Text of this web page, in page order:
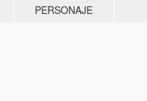
PERSONAJE